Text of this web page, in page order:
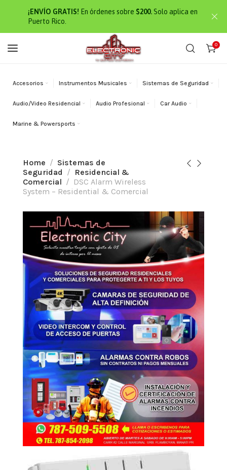
¡ENVÍO GRATIS! En órdenes sobre $200. Solo aplica en
Puerto Rico.
0
Accesorios Instrumentos Musicales Sistemas de Seguridad
Audio/Video Residencial Audio Profesional Car Audio
Marine & Powersports
Home
Sistemas de
Seguridad
Residencial &
Comercial
DSC Alarm Wireless
System – Residential & Comercial